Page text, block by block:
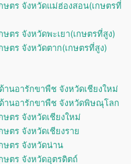
ตร จังหวัดแม่ฮ่องสอน(เกษตรที่
ตร จังหวัดพะเยา(เกษตรที่สูง)
ตร จังหวัดตาก(เกษตรที่สูง)
านอารักขาพืช จังหวัดเชียงใหม่
านอารักขาพืช จังหวัดพิษณุโลก
ตร จังหวัดเชียงใหม่
ตร จังหวัดเชียงราย
ษตร จังหวัดน่าน
ตร จังหวัดอุตรดิตถ์